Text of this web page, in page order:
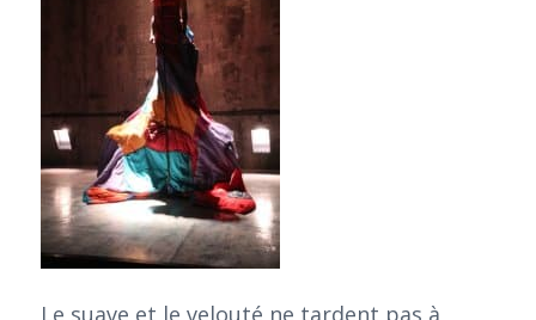
Le suave et le velouté ne tardent pas à